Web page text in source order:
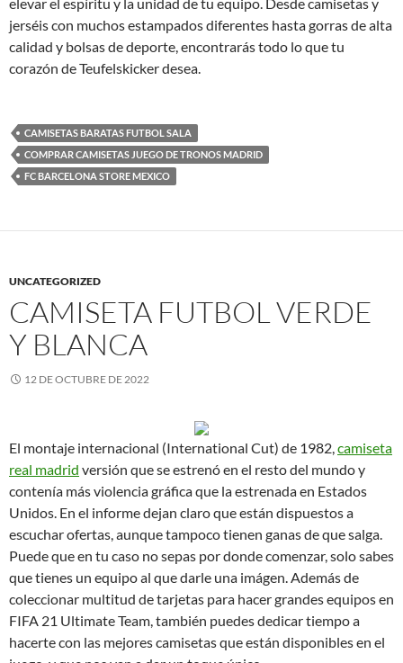
jerséis con muchos estampados diferentes hasta gorras de alta
calidad y bolsas de deporte, encontrarás todo lo que tu
corazón de Teufelskicker desea.
CAMISETAS BARATAS FUTBOL SALA
COMPRAR CAMISETAS JUEGO DE TRONOS MADRID
FC BARCELONA STORE MEXICO
UNCATEGORIZED
CAMISETA FUTBOL VERDE
Y BLANCA
12 DE OCTUBRE DE 2022
El montaje internacional (International Cut) de 1982,camiseta
real madrid versión que se estrenó en el resto del mundo y
contenía más violencia gráfica que la estrenada en Estados
Unidos. En el informe dejan claro que están dispuestos a
escuchar ofertas, aunque tampoco tienen ganas de que salga.
Puede que en tu caso no sepas por donde comenzar, solo sabes
que tienes un equipo al que darle una imágen. Además de
coleccionar multitud de tarjetas para hacer grandes equipos en
FIFA 21 Ultimate Team, también puedes dedicar tiempo a
hacerte con las mejores camisetas que están disponibles en el